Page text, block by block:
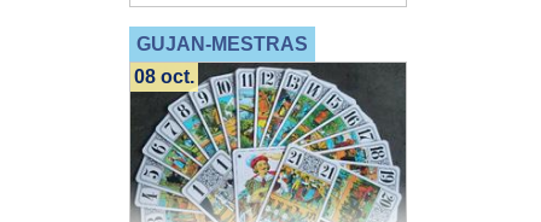
GUJAN-MESTRAS
08 oct.